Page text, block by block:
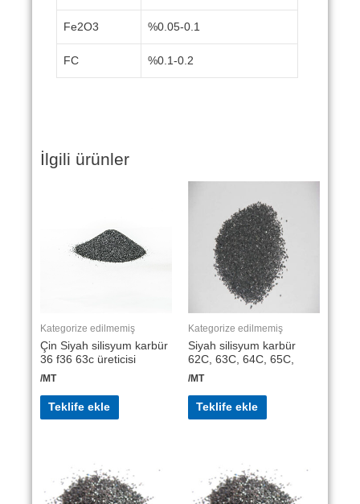
Fe2O3 %0.05-0.1
FC %0.1-0.2
İlgili ürünler
Kategorize edilmemiş
Çin Siyah silisyum karbür
36 f36 63c üreticisi
/MT
Teklife ekle
Kategorize edilmemiş
Siyah silisyum karbür
62C, 63C, 64C, 65C,
/MT
Teklife ekle